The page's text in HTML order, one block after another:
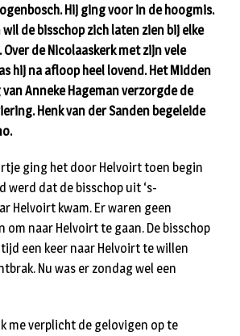
Hij ging voor in de hoogmis.
de bisschop zich laten zien bij elke
Over de Nicolaaskerk met zijn vele
hij na afloop heel lovend. Het Midden
Anneke Hageman verzorgde de
Henk van der Sanden begeleide
ging het door Helvoirt toen begin
werd dat de bisschop uit ‘s-
Helvoirt kwam. Er waren geen
om naar Helvoirt te gaan. De bisschop
een keer naar Helvoirt te willen
Nu was er zondag wel een
me verplicht de gelovigen op te